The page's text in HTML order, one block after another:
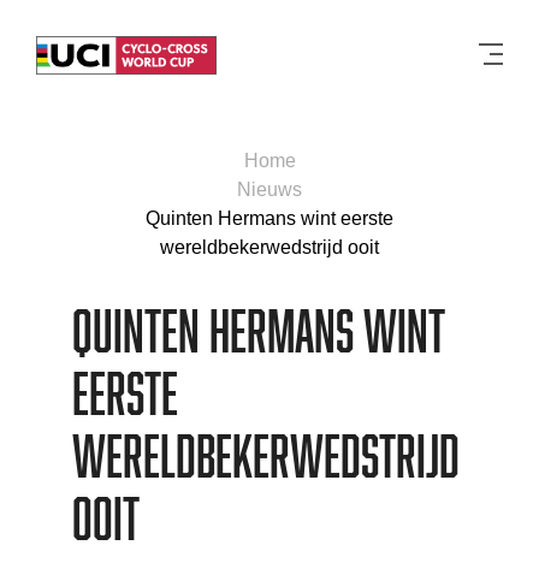
Home
Nieuws
Quinten Hermans wint eerste
wereldbekerwedstrijd ooit
Quinten Hermans wint
eerste
wereldbekerwedstrijd
ooit